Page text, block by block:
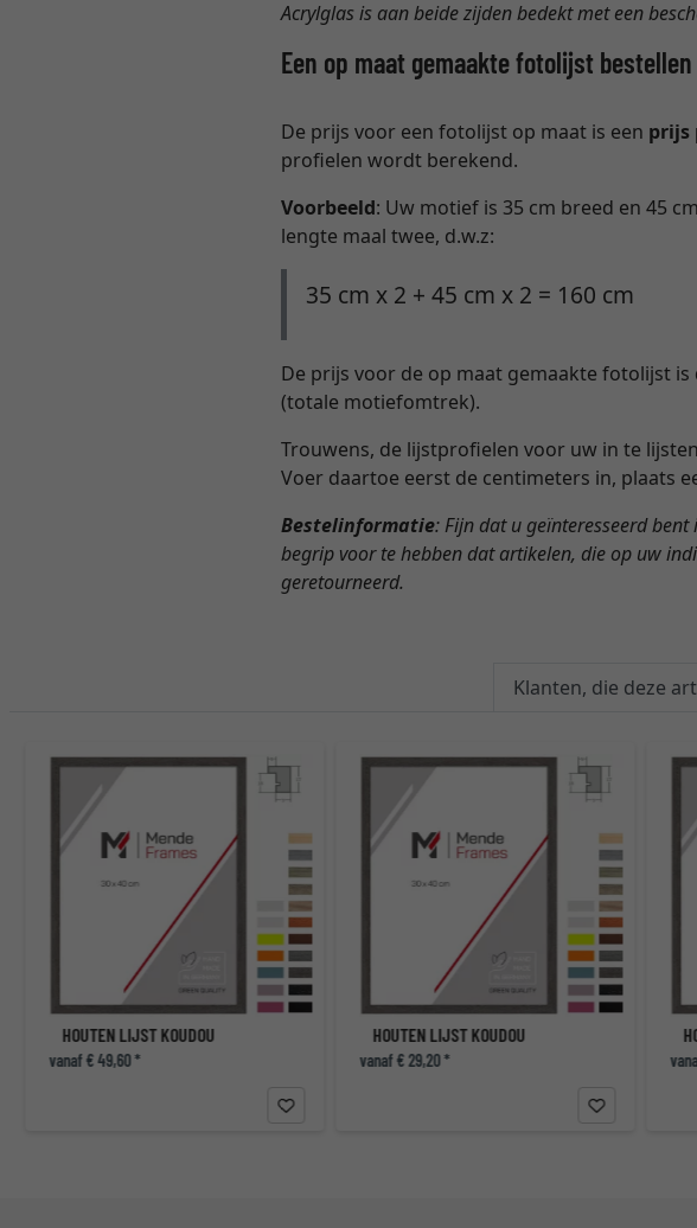
Acrylglas is aan beide zijden bedekt met een
Een op maat gemaakte fotolijst bestellen
De prijs voor een fotolijst op maat is een prijs
profielen wordt berekend.
Voorbeeld: Uw motief is 35 cm breed en 45
lengte maal twee, d.w.z:
35 cm x 2 + 45 cm x 2 = 160 cm
De prijs voor de op maat gemaakte fotolijst
(totale motiefomtrek).
Trouwens, de lijstprofielen voor uw in te
Voer daartoe eerst de centimeters in, plaats
Bestelinformatie: Fijn dat u geïnteresseerd
begrip voor te hebben dat artikelen, die op uw
geretourneerd.
Klanten, die deze
HOUTEN LIJST KOUDOU
vanaf € 49,60 *
HOUTEN LIJST KOUDOU
vanaf € 29,20 *